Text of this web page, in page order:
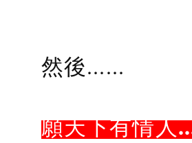
然後......
願天下有情人